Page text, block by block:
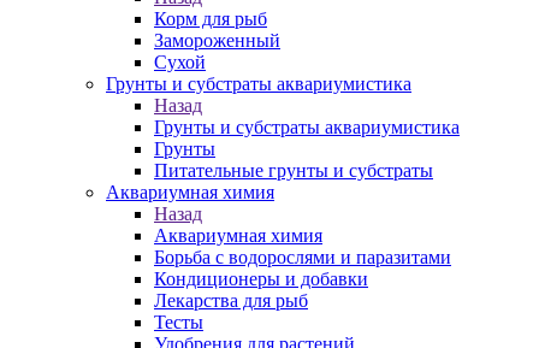
Корм для рыб
Замороженный
Сухой
Грунты и субстраты аквариумистика
Назад
Грунты и субстраты аквариумистика
Грунты
Питательные грунты и субстраты
Аквариумная химия
Назад
Аквариумная химия
Борьба с водорослями и паразитами
Кондиционеры и добавки
Лекарства для рыб
Тесты
Удобрения для растений